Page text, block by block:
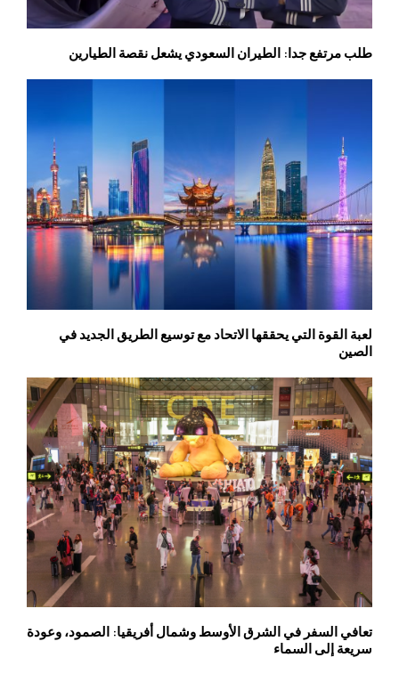
طلب مرتفع جدا: الطيران السعودي يشعل نقصة الطيارين
لعبة القوة التي يحققها الاتحاد مع توسيع الطريق الجديد في
الصين
تعافي السفر في الشرق الأوسط وشمال أفريقيا: الصمود، وعودة
سريعة إلى السماء